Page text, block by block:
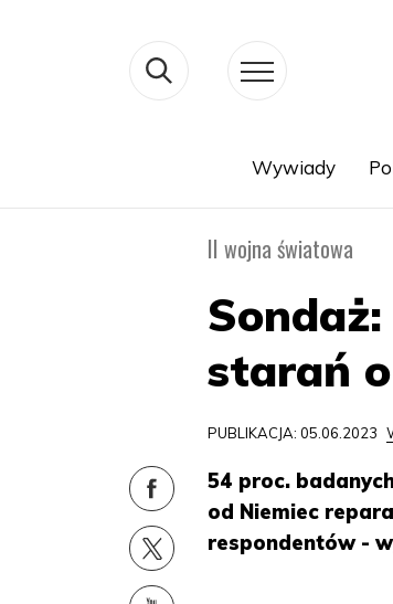
Wywiady
II wojna światowa
starań
PUBLIKACJA: 05.06.2023
54 proc.
od Niemiec
respondentów -